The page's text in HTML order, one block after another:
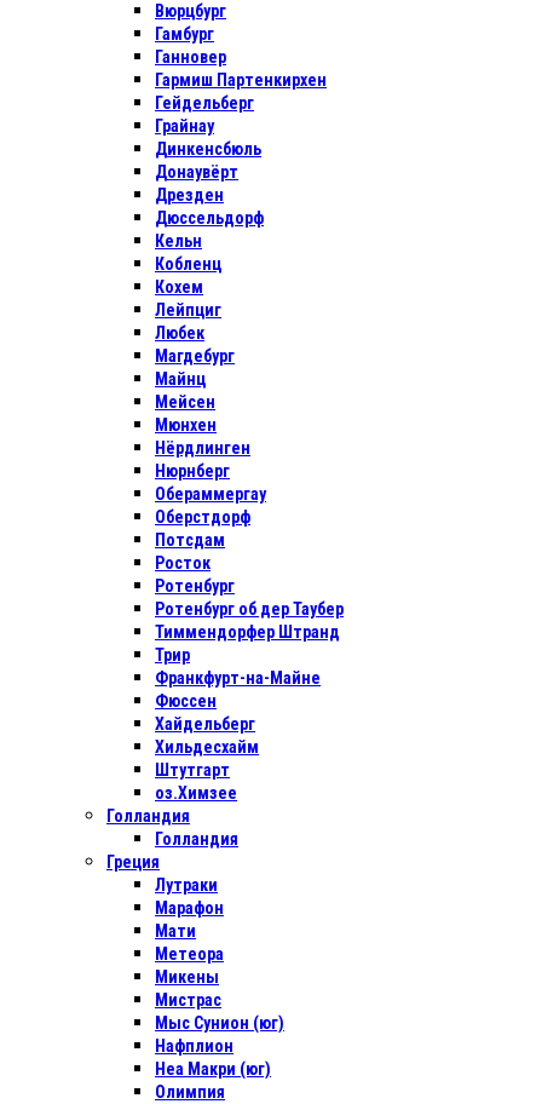
Вюрцбург
Гамбург
Ганновер
Гармиш Партенкирхен
Гейдельберг
Грайнау
Динкенсбюль
Донаувёрт
Дрезден
Дюссельдорф
Кельн
Кобленц
Кохем
Лейпциг
Любек
Магдебург
Майнц
Мейсен
Мюнхен
Нёрдлинген
Нюрнберг
Обераммергау
Оберстдорф
Потсдам
Росток
Ротенбург
Ротенбург об дер Таубер
Тиммендорфер Штранд
Трир
Франкфурт-на-Майне
Фюссен
Хайдельберг
Хильдесхайм
Штутгарт
оз.Химзее
Голландия
Голландия
Греция
Лутраки
Марафон
Мати
Метеора
Микены
Мистрас
Мыс Сунион (юг)
Нафплион
Неа Макри (юг)
Олимпия